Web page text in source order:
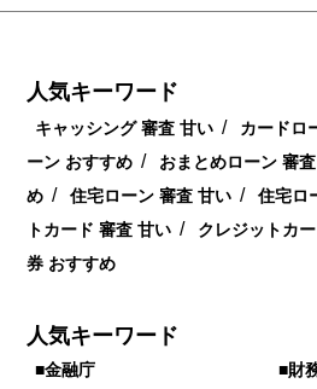
人気キーワード
キャッシング 審査 甘い / カードロ
ーン おすすめ / おまとめローン 審
め / 住宅ローン 審査 甘い / 住宅ロ
トカード 審査 甘い / クレジットカ
券 おすすめ
人気キーワード
■金融庁
■財